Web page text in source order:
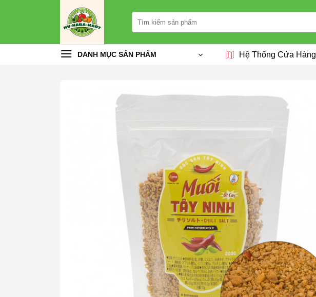
dung
kiếm:
DANH MỤC SẢN PHẨM Hệ Thống Cửa Hàng